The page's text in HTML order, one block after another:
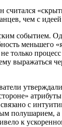
чем с
событием.
меньшего
выражаться
с
к